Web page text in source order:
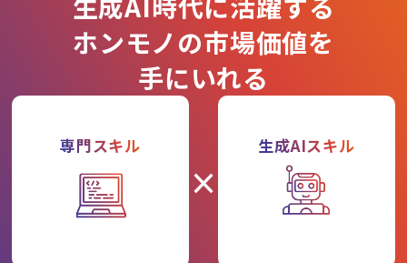
ホンモノの市場価値を
手にいれる
専門スキル
×
生成AIスキル